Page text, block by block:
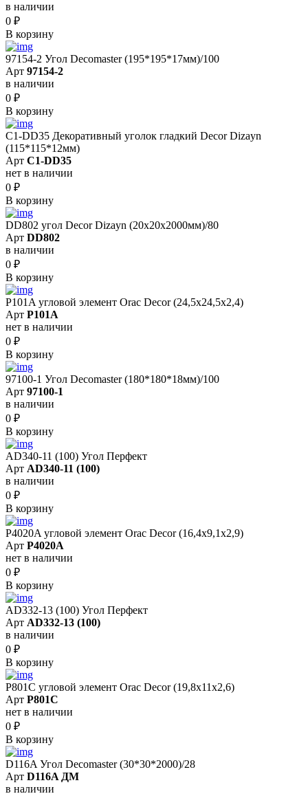
в наличии
0 ₽
В корзину
97154-2 Угол Decomaster (195*195*17мм)/100
Арт 97154-2
в наличии
0 ₽
В корзину
C1-DD35 Декоративный уголок гладкий Decor Dizayn
(115*115*12мм)
Арт C1-DD35
нет в наличии
0 ₽
В корзину
DD802 угол Decor Dizayn (20x20x2000мм)/80
Арт DD802
в наличии
0 ₽
В корзину
P101A угловой элемент Orac Decor (24,5x24,5x2,4)
Арт P101A
нет в наличии
0 ₽
В корзину
97100-1 Угол Decomaster (180*180*18мм)/100
Арт 97100-1
в наличии
0 ₽
В корзину
AD340-11 (100) Угол Перфект
Арт AD340-11 (100)
в наличии
0 ₽
В корзину
P4020A угловой элемент Orac Decor (16,4x9,1x2,9)
Арт P4020A
нет в наличии
0 ₽
В корзину
AD332-13 (100) Угол Перфект
Арт AD332-13 (100)
в наличии
0 ₽
В корзину
P801C угловой элемент Orac Decor (19,8x11x2,6)
Арт P801C
нет в наличии
0 ₽
В корзину
D116A Угол Decomaster (30*30*2000)/28
Арт D116A ДМ
в наличии